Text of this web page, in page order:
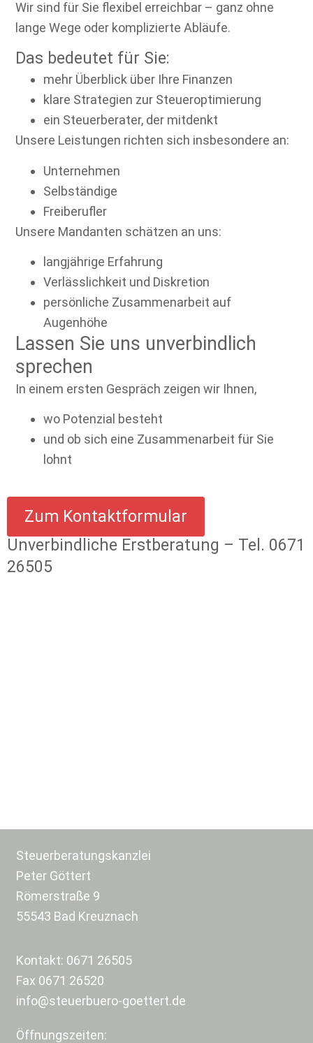
Wir sind für Sie flexibel erreichbar – ganz ohne
lange Wege oder komplizierte Abläufe.
Das bedeutet für Sie:
mehr Überblick über Ihre Finanzen
klare Strategien zur Steueroptimierung
ein Steuerberater, der mitdenkt
Unsere Leistungen richten sich insbesondere an:
Unternehmen
Selbständige
Freiberufler
Unsere Mandanten schätzen an uns:
langjährige Erfahrung
Verlässlichkeit und Diskretion
persönliche Zusammenarbeit auf
Augenhöhe
Lassen Sie uns unverbindlich
sprechen
In einem ersten Gespräch zeigen wir Ihnen,
wo Potenzial besteht
und ob sich eine Zusammenarbeit für Sie
lohnt
Zum Kontaktformular
Unverbindliche Erstberatung – Tel. 0671
26505
Steuerberatungskanzlei
Peter Göttert
Römerstraße 9
55543 Bad Kreuznach
Kontakt: 0671 26505
Fax 0671 26520
info@steuerbuero-goettert.de
Öffnungszeiten: